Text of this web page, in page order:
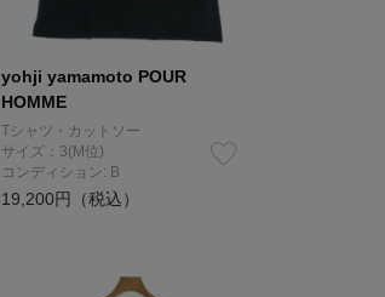
yohji yamamoto POUR
HOMME
Tシャツ・カットソー
サイズ：3(M位)
コンディション: B
19,200円（税込）